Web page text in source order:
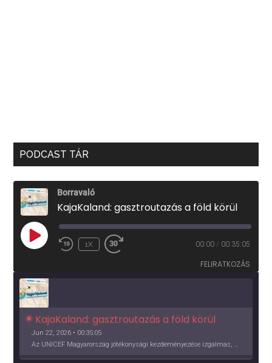
PODCAST TÁR
Borravaló
KajaKaland: gasztroutazás a föld körül
PLAY
EPISODE
1X 00:00 / 00:35:05
FELIRATKOZÁS
KajaKaland: gasztroutazás a föld körül
Jun 22, 2026 • 00:35:05
Az UNICEF Magyarország jótékonysági kezdeményezése izgalmas, egész éves világkörüli ízutazásra hív, igazi családi program és gasztroedukáció, illetve segítség a rászorulóknak is egyben.